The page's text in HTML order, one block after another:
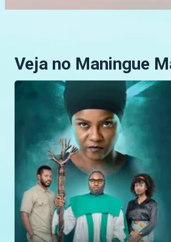
Veja no Maningue